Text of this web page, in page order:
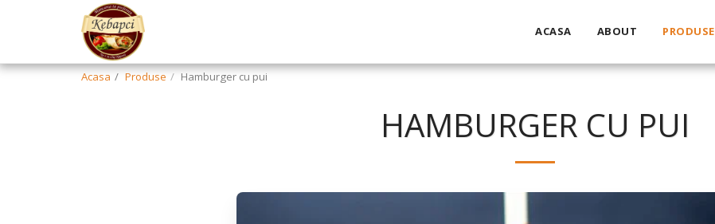
ACASA ABOUT PRODUSE
Acasa Produse Hamburger cu pui
HAMBURGER CU PUI